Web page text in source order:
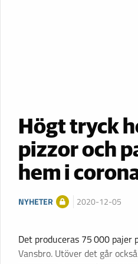
Högt tryck
pizzor och
hem i
NYHETER 2020-12-05
Det produceras 75 000 pajer
Vansbro. Utöver det går